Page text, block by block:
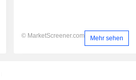
© MarketScreener.com Mehr sehen